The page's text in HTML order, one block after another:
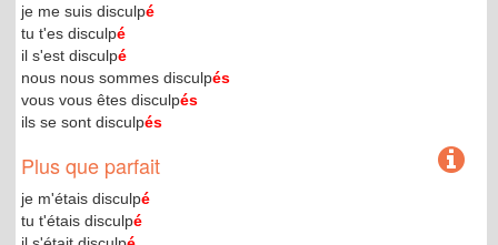
je me suis disculpé
tu t'es disculpé
il s'est disculpé
nous nous sommes disculpés
vous vous êtes disculpés
ils se sont disculpés
Plus que parfait
je m'étais disculpé
tu t'étais disculpé